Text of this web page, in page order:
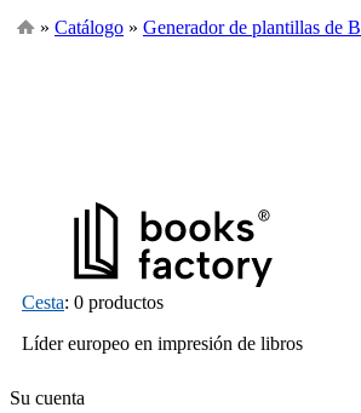
» Catálogo » Generador de plantillas de
Cesta: 0 productos
Líder europeo en impresión de libros
Su cuenta